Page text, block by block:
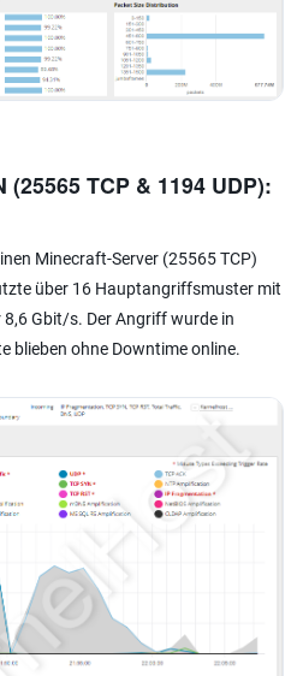
TCP & 1194 UDP):
Minecraft-Server (25565 TCP)
über 16 Hauptangriffsmuster mit
Gbit/s. Der Angriff wurde in
blieben ohne Downtime online.